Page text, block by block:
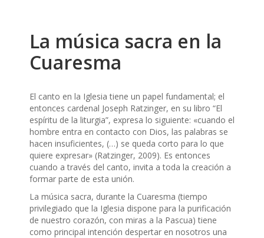
La música sacra en la
Cuaresma
El canto en la Iglesia tiene un papel fundamental; el
entonces cardenal Joseph Ratzinger, en su libro “El
espíritu de la liturgia”, expresa lo siguiente: «cuando el
hombre entra en contacto con Dios, las palabras se
hacen insuficientes, (…) se queda corto para lo que
quiere expresar» (Ratzinger, 2009). Es entonces
cuando a través del canto, invita a toda la creación a
formar parte de esta unión.
La música sacra, durante la Cuaresma (tiempo
privilegiado que la Iglesia dispone para la purificación
de nuestro corazón, con miras a la Pascua) tiene
como principal intención despertar en nosotros una